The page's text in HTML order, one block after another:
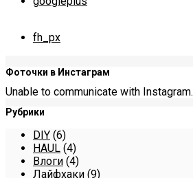
fh_px
Фоточки в Инстаграм
Unable to communicate with Instagram.
Рубрики
DIY (6)
HAUL (4)
Влоги (4)
Лайфхаки (9)